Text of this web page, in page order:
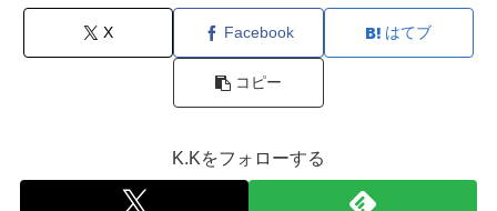
X Facebook はてブ
コピー
K.Kをフォローする